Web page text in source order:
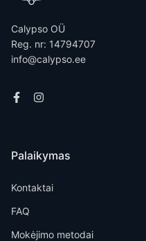
Calypso OÜ
Reg. nr: 14794707
info@calypso.ee
Palaikymas
Kontaktai
FAQ
Mokėjimo metodai